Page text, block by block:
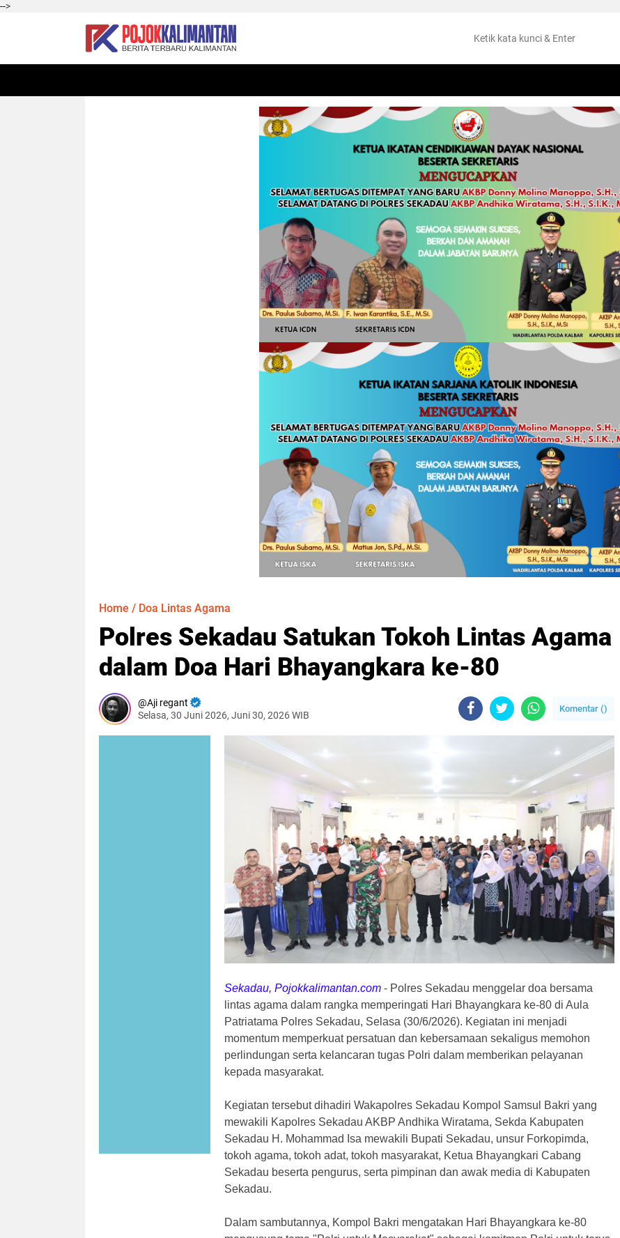
-->
Home / Doa Lintas Agama
Polres Sekadau Satukan Tokoh Lintas Agama
dalam Doa Hari Bhayangkara ke-80
Aji regant
Selasa, 30 Juni 2026, Juni 30, 2026 WIB
Komentar ()
Sekadau, Pojokkalimantan.com - Polres Sekadau menggelar doa bersama
lintas agama dalam rangka memperingati Hari Bhayangkara ke-80 di Aula
Patriatama Polres Sekadau, Selasa (30/6/2026). Kegiatan ini menjadi
momentum memperkuat persatuan dan kebersamaan sekaligus memohon
perlindungan serta kelancaran tugas Polri dalam memberikan pelayanan
kepada masyarakat.
Kegiatan tersebut dihadiri Wakapolres Sekadau Kompol Samsul Bakri yang
mewakili Kapolres Sekadau AKBP Andhika Wiratama, Sekda Kabupaten
Sekadau H. Mohammad Isa mewakili Bupati Sekadau, unsur Forkopimda,
tokoh agama, tokoh adat, tokoh masyarakat, Ketua Bhayangkari Cabang
Sekadau beserta pengurus, serta pimpinan dan awak media di Kabupaten
Sekadau.
Dalam sambutannya, Kompol Bakri mengatakan Hari Bhayangkara ke-80